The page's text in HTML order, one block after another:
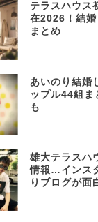
テラスハウス
在2026！結
まとめ
あいのり結婚
ップル44組
も
雄大テラスハ
情報…インス
りブログが面